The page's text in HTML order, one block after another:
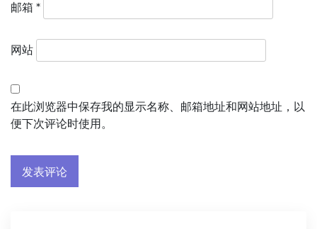
邮箱 *
网站
在此浏览器中保存我的显示名称、邮箱地址和网站地址，以
便下次评论时使用。